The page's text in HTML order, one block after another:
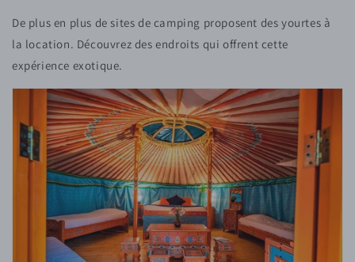
De plus en plus de sites de camping proposent des yourtes à
la location. Découvrez des endroits qui offrent cette
expérience exotique.